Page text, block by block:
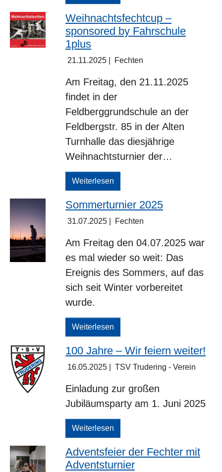
Weihnachtsfechtcup –
sponsored by Fahrschule
1plus
21.11.2025 Fechten
Am Freitag, den 21.11.2025
findet in der
Feldberggrundschule an der
Feldbergstr. 85 in der Alten
Turnhalle das diesjährige
Weihnachtsturnier der…
Weiterlesen
Sommerturnier 2025
31.07.2025 Fechten
Am Freitag den 04.07.2025 war
es mal wieder so weit: Das
Ereignis des Sommers, auf das
sich seit Winter vorbereitet
wurde.
Weiterlesen
100 Jahre – Wir feiern weiter!
16.05.2025 TSV Trudering - Verein
Einladung zur großen
Jubiläumsparty am 1. Juni 2025
Weiterlesen
Adventsfeier der Fechter mit
Adventsturnier